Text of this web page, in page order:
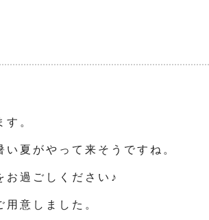
。
夏がやって来そうですね。
お過ごしください♪
意しました。